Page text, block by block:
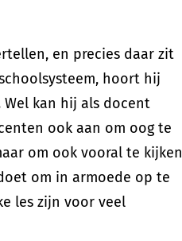
en precies daar zit
hoort hij
kan hij als docent
ook aan om oog te
om ook vooral te kijken
om in armoede op te
les zijn voor veel